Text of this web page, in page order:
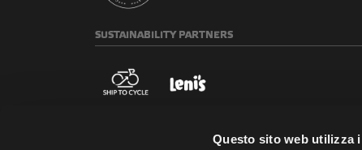
Questo sito web utilizza
SUSTAINABILITYPARTNERS